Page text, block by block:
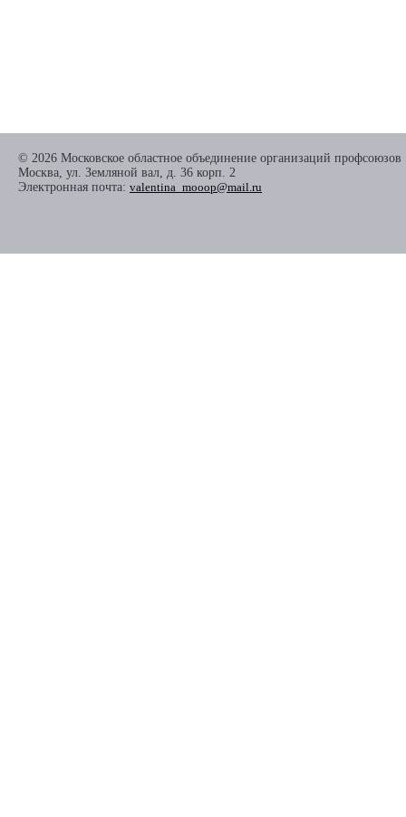
© 2026 Московское областное объединение организаций профсоюзов
Москва, ул. Земляной вал, д. 36 корп. 2
Электронная почта: valentina_mooop@mail.ru